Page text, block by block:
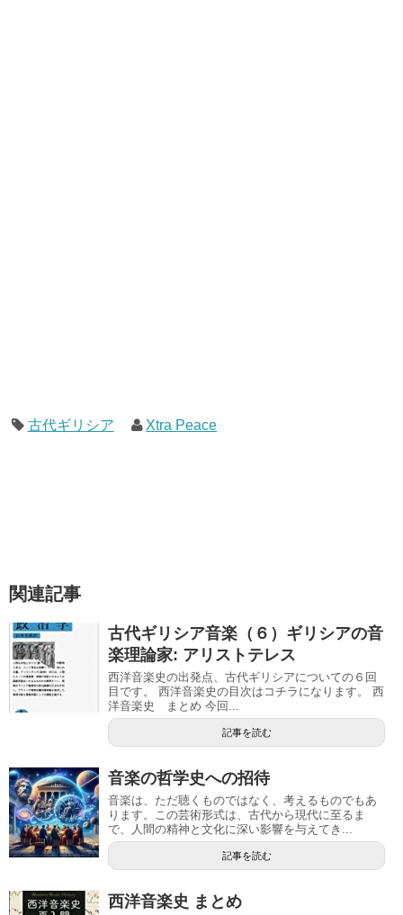
古代ギリシア Xtra Peace
関連記事
古代ギリシア音楽（６）ギリシアの音
楽理論家: アリストテレス
西洋音楽史の出発点、古代ギリシアについての６回
目です。 西洋音楽史の目次はコチラになります。 西
洋音楽史 まとめ 今回...
記事を読む
音楽の哲学史への招待
音楽は、ただ聴くものではなく、考えるものでもあ
ります。この芸術形式は、古代から現代に至るま
で、人間の精神と文化に深い影響を与えてき...
記事を読む
西洋音楽史 まとめ